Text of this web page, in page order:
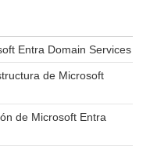
Entra Domain Services
de Microsoft
de Microsoft Entra